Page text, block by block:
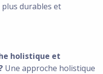
durables et
holistique et
Une approche holistique